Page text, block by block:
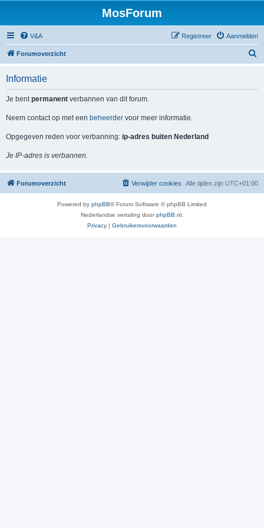
MosForum
V&A Aanmelden
Registreer
Forumoverzicht
Informatie
Je bentpermanent verbannen van dit forum.
Neem contact op met een beheerder voor meer informatie.
Opgegeven reden voor verbanning: ip-adres buiten Nederland
Je IP-adres is verbannen.
Forumoverzicht Alle tijden zijn UTC+01:00
Verwijder cookies
Powered by phpBB® Forum Software © phpBB Limited
Nederlandse vertaling doorphpBB.nl
Privacy | Gebruikersvoorwaarden